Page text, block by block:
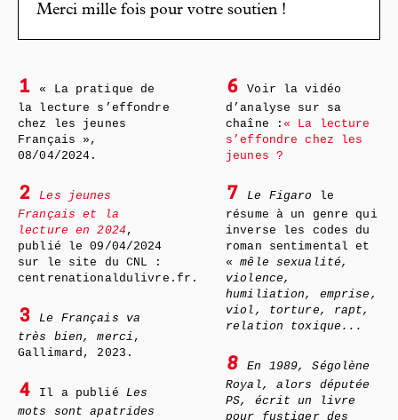
Merci mille fois pour votre soutien !
1
« La pratique de
la lecture s’effondre
chez les jeunes
Français »,
08/04/2024.
2
Les jeunes
Français et la
lecture en 2024 ,
publié le 09/04/2024
sur le site du CNL :
centrenationaldulivre.fr.
3
Le Français va
très bien, merci ,
Gallimard, 2023.
4 Il a publié Les
mots sont apatrides
6
Voir la vidéo
d’analyse sur sa
chaîne :« La lecture
s’effondre chez les
jeunes ?
7 Le Figaro le
résume à un genre qui
inverse les codes du
roman sentimental et
«mêle sexualité,
violence,
humiliation, emprise,
viol, torture, rapt,
relation toxique...
8
En 1989, Ségolène
Royal, alors députée
PS, écrit un livre
pour fustiger des